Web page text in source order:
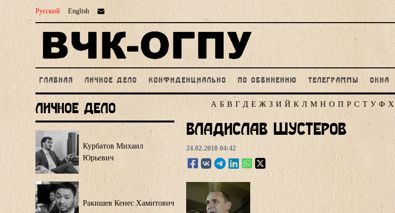
Русский English
ГЛАВНАЯ ЛИЧНОЕ ДЕЛО КОНФИДЕНЦИАЛЬНО ПО ОБВИНЕНИЮ ТЕЛЕГРАММЫ ОКНА
Личное Дело
Курбатов Михаил
Юрьевич
Ракишев Кенес Хамитович
А Б В Г Д Е Ж З И Й К Л М Н О П Р С Т У Ф Х
Владислав Шустеров
24.02.2018 04:42